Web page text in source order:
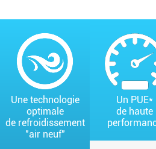
froides
à destination directe
serveurs
Une technologie
optimale
de refroidissement
"air neuf"
Un PUE*
de haute